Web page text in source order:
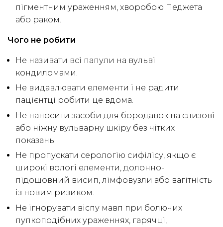
пігментним ураженням, хворобою Педжета
або раком.
Чого не робити
Не називати всі папули на вульві
кондиломами.
Не видавлювати елементи і не радити
пацієнтці робити це вдома.
Не наносити засоби для бородавок на слизові
або ніжну вульварну шкіру без чітких
показань.
Не пропускати серологію сифілісу, якщо є
широкі вологі елементи, долонно-
підошовний висип, лімфовузли або вагітність
із новим ризиком.
Не ігнорувати віспу мавп при болючих
пупкоподібних ураженнях, гарячці,